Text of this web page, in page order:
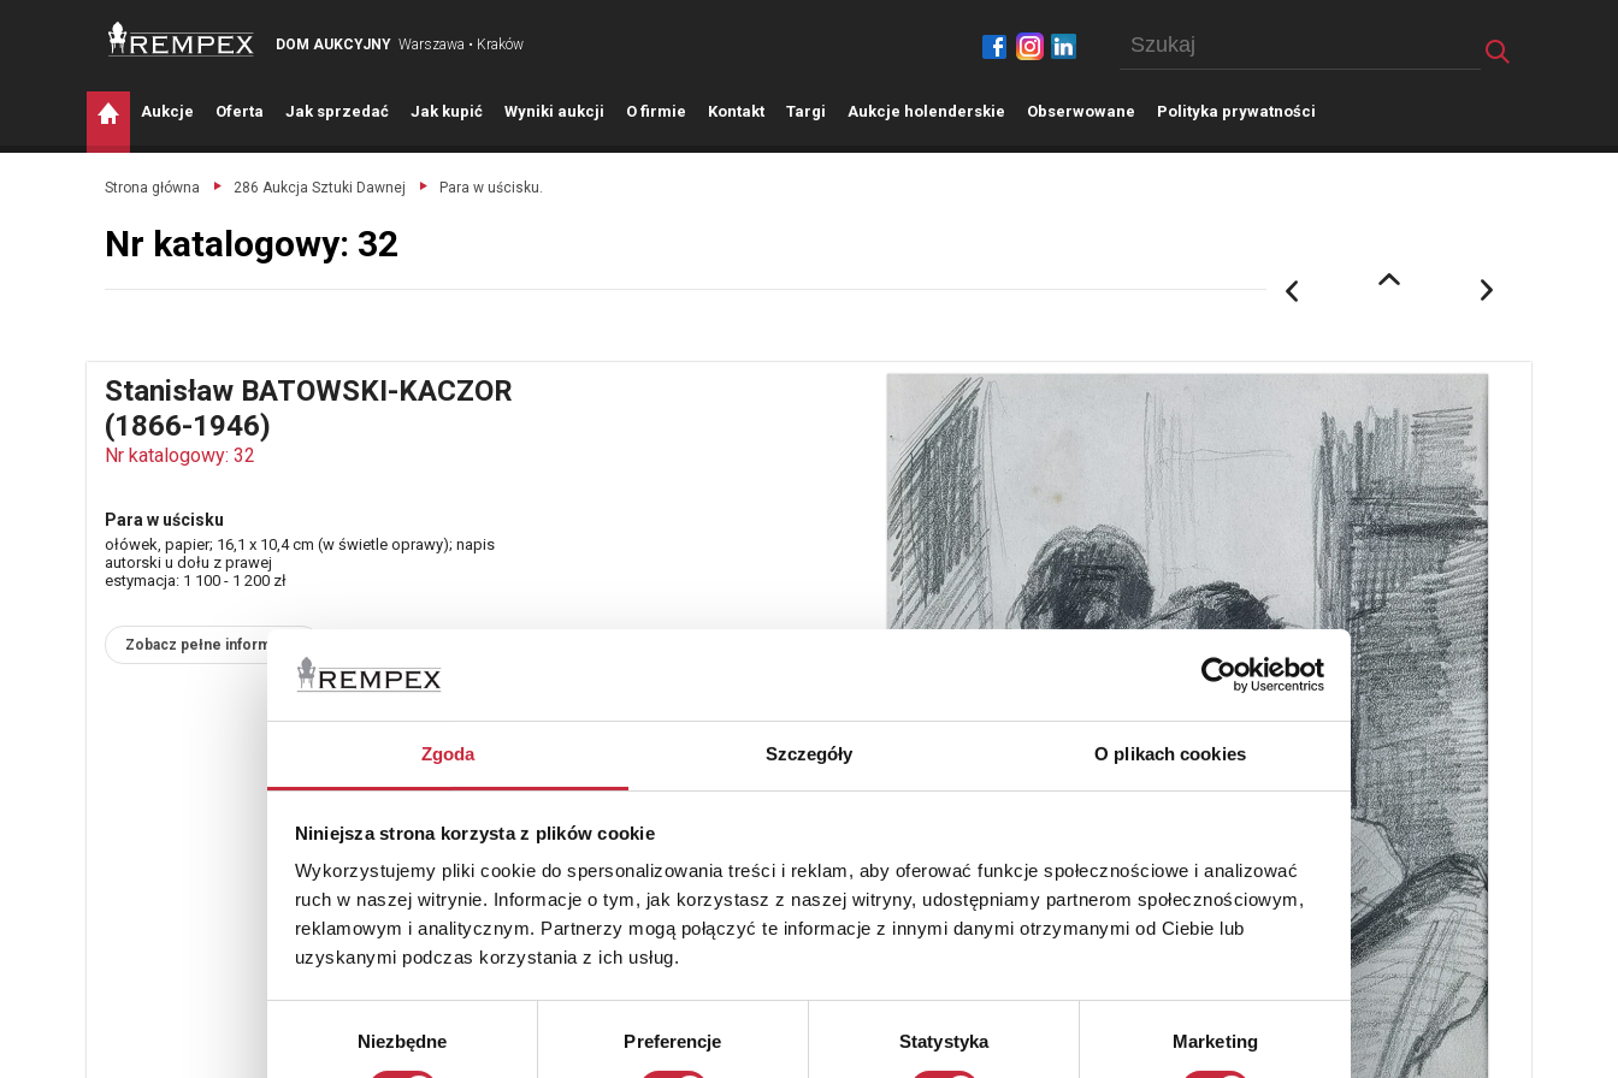
Zgoda Szczegóły O plikach cookies
Niniejsza strona korzysta z plików cookie
Wykorzystujemy pliki cookie do spersonalizowania treści i reklam, aby oferować funkcje społecznościowe i analizować
ruch w naszej witrynie. Informacje o tym, jak korzystasz z naszej witryny, udostępniamy partnerom społecznościowym,
reklamowym i analitycznym. Partnerzy mogą połączyć te informacje z innymi danymi otrzymanymi od Ciebie lub
uzyskanymi podczas korzystania z ich usług.
Niezbędne Preferencje Statystyka Marketing
DOM AUKCYJNY Warszawa • Kraków
Aukcje Oferta Jak sprzedać Jak kupić Wyniki aukcji O firmie Kontakt Targi Aukcje holenderskie Obserwowane Polityka prywatności
Strona główna 286 Aukcja Sztuki Dawnej Para w uścisku.
Nr katalogowy: 32
Stanisław BATOWSKI-KACZOR
(1866-1946)
Nr katalogowy: 32
Para w uścisku
ołówek, papier; 16,1 x 10,4 cm (w świetle oprawy); napis
autorski u dołu z prawej
estymacja: 1 100 - 1 200 zł
Zobacz pełne informacje